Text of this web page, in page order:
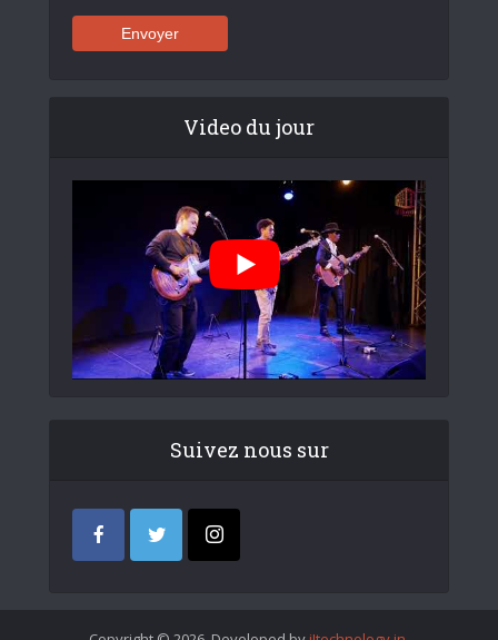
Video du jour
Suivez nous sur